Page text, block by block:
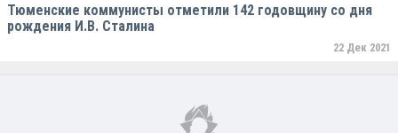
Тюменские коммунисты отметили 142 годовщину со дня
рождения И.В. Сталина
22 Дек 2021